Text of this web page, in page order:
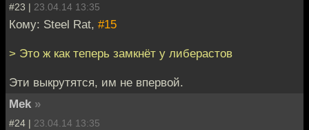
#23 | 23.04.14 13:35
Кому: Steel Rat, #15
> Это ж как теперь замкнёт у либерастов
Эти выкрутятся, им не впервой.
Mek »
#24 | 23.04.14 13:35